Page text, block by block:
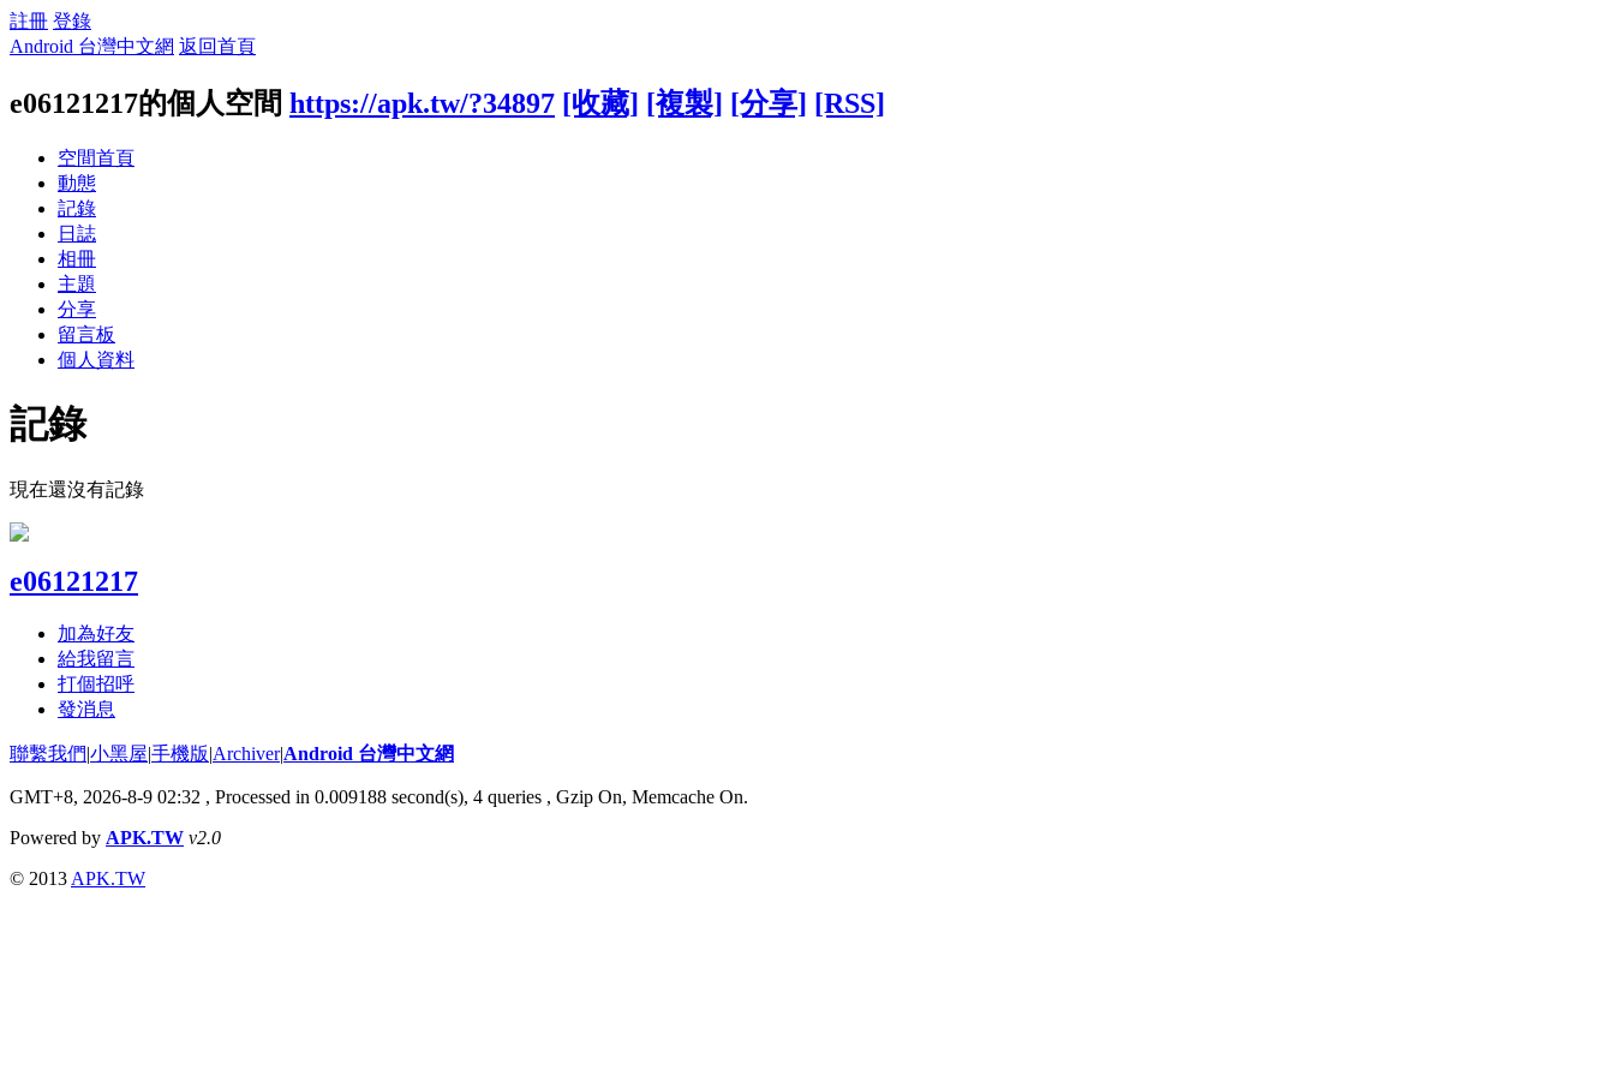
註冊 登錄
Android 台灣中文網 返回首頁
e06121217的個人空間 https://apk.tw/?34897 [收藏] [複製] [分享] [RSS]
空間首頁
動態
記錄
日誌
相冊
主題
分享
留言板
個人資料
記錄
現在還沒有記錄
e06121217
加為好友
給我留言
打個招呼
發消息
聯繫我們|小黑屋|手機版|Archiver|Android 台灣中文網
GMT+8, 2026-8-9 02:32 , Processed in 0.009188 second(s), 4 queries , Gzip On, Memcache On.
Powered by APK.TW v2.0
© 2013 APK.TW